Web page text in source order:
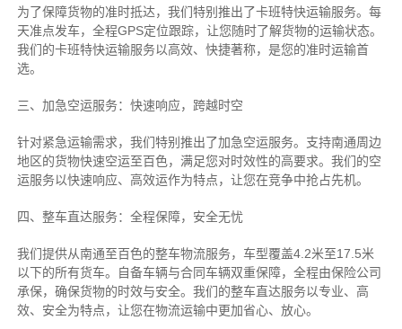
为了保障货物的准时抵达，我们特别推出了卡班特快运输服务。每
天准点发车，全程GPS定位跟踪，让您随时了解货物的运输状态。
我们的卡班特快运输服务以高效、快捷著称，是您的准时运输首
选。
三、加急空运服务：快速响应，跨越时空
针对紧急运输需求，我们特别推出了加急空运服务。支持南通周边
地区的货物快速空运至百色，满足您对时效性的高要求。我们的空
运服务以快速响应、高效运作为特点，让您在竞争中抢占先机。
四、整车直达服务：全程保障，安全无忧
我们提供从南通至百色的整车物流服务，车型覆盖4.2米至17.5米
以下的所有货车。自备车辆与合同车辆双重保障，全程由保险公司
承保，确保货物的时效与安全。我们的整车直达服务以专业、高
效、安全为特点，让您在物流运输中更加省心、放心。